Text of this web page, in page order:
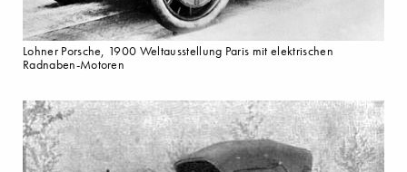
Lohner Porsche, 1900 Weltausstellung Paris mit elektrischen
Radnaben-Motoren